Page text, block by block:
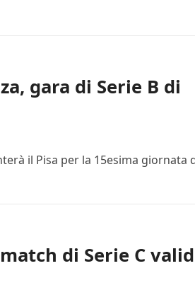
gara di Serie B di
il Pisa per la 15esima giornata
di Serie C